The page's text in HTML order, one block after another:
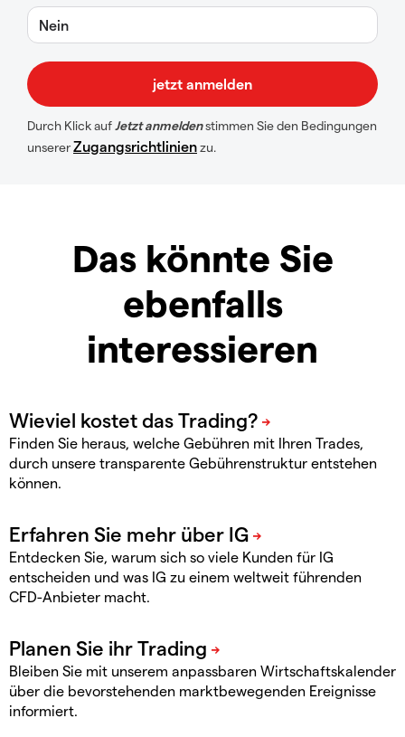
Nein
Durch Klick aufJetzt anmeldenstimmen Sie den Bedingungen
unsererZugangsrichtlinienzu.
Das könnte Sie
ebenfalls
interessieren
Finden Sie heraus, welche Gebühren mit Ihren Trades,
durch unsere transparente Gebührenstruktur entstehen
können.
Entdecken Sie, warum sich so viele Kunden für IG
entscheiden und was IG zu einem weltweit führenden
CFD-Anbieter macht.
Bleiben Sie mit unserem anpassbaren Wirtschaftskalender
über die bevorstehenden marktbewegenden Ereignisse
informiert.